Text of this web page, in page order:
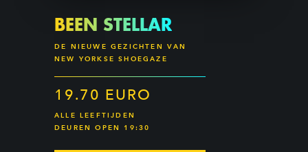
BEEN STELLAR
DE NIEUWE GEZICHTEN VAN
NEW YORKSE SHOEGAZE
19.70 EURO
ALLE LEEFTIJDEN
DEUREN OPEN 19:30